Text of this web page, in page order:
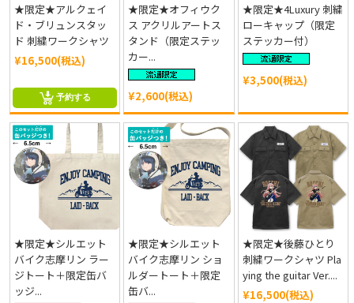
★限定★アルクェイ
ド・ブリュンスタッ
ド 刺繍ワークシャツ
¥16,500(税込)
予約する
★限定★オフィウク
ス アクリルアートス
タンド（限定ステッ
カー...
¥2,600(税込)
★限定★4Luxury 刺繍
ローキャップ（限定
ステッカー付）
¥3,500(税込)
★限定★シルエット
バイク志摩リン ラー
ジトート＋限定缶バ
ッジ...
★限定★シルエット
バイク志摩リン ショ
ルダートート＋限定
缶バ...
★限定★後藤ひとり
刺繍ワークシャツ Pla
ying the guitar Ver....
¥16,500(税込)